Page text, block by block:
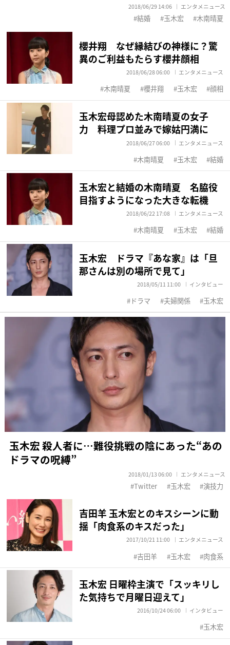
2018/06/29 14:06 エンタメニュース
結婚 玉木宏 木南晴夏
櫻井翔 なぜ縁結びの神様に？驚
異のご利益もたらす櫻井顔相
2018/06/28 06:00 エンタメニュース
木南晴夏 櫻井翔 玉木宏 顔相
玉木宏母認めた木南晴夏の女子
力 料理プロ並みで嫁姑円満に
2018/06/27 06:00 エンタメニュース
木南晴夏 玉木宏 結婚
玉木宏と結婚の木南晴夏 名脇役
目指すようになった大きな転機
2018/06/22 17:08 エンタメニュース
木南晴夏 玉木宏 結婚
玉木宏 ドラマ『あな家』は「旦
那さんは別の場所で見て」
2018/05/11 11:00 インタビュー
ドラマ 夫婦関係 玉木宏
玉木宏 殺人者に…難役挑戦の陰にあった“あの
ドラマの呪縛”
2018/01/13 06:00 エンタメニュース
Twitter 玉木宏 演技力
吉田羊 玉木宏とのキスシーンに動
揺「肉食系のキスだった」
2017/10/21 11:00 エンタメニュース
吉田羊 玉木宏 肉食系
玉木宏 日曜枠主演で「スッキリし
た気持ちで月曜日迎えて」
2016/10/24 06:00 インタビュー
玉木宏